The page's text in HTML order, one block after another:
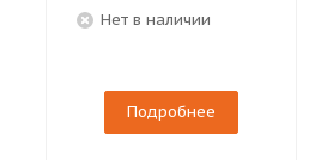
Нет в наличии
Подробнее